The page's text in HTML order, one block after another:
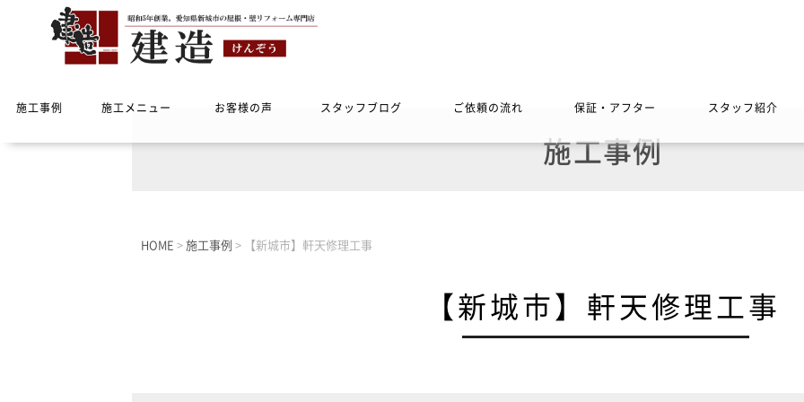
施工事例 施工メニュー お客様の声 スタッフブログ ご依頼の流れ 保証・アフター スタッフ紹介
施工事例
HOME > 施工事例 > 【新城市】軒天修理工事
【新城市】軒天修理工事